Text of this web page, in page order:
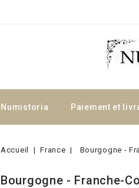
Numistoria Paiement et
Accueil France Bourgogne -
Bourgogne - Franche-